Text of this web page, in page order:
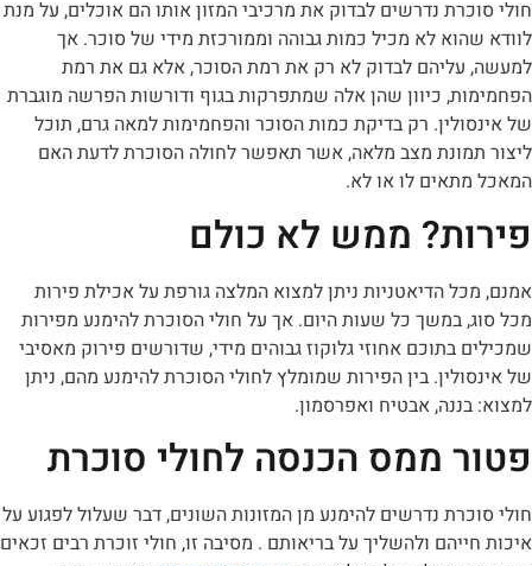
נדרשים לבדוק את מרכיבי המזון אותו הם אוכלים, על מנת
לא מכיל כמות גבוהה וממורכזת מידי של סוכר. אך
לבדוק לא רק את רמת הסוכר, אלא גם את רמת
כיוון שהן אלה שמתפרקות בגוף ודורשות הפרשה מוגברת
רק בדיקת כמות הסוכר והפחמימות למאה גרם, תוכל
מצב מלאה, אשר תאפשר לחולה הסוכרת לדעת האם
לו או לא.
ממש לא כולם
הדיאטניות ניתן למצוא המלצה גורפת על אכילת פירות
במשך כל שעות היום. אך על חולי הסוכרת להימנע מפירות
בתוכם אחוזי גלוקוז גבוהים מידי, שדורשים פירוק מאסיבי
בין הפירות שמומלץ לחולי הסוכרת להימנע מהם, ניתן
אבטיח ואפרסמון.
ממס הכנסהלחולי סוכרת
נדרשים להימנע מן המזונות השונים, דבר שעלול לפגוע על
ולהשליך על בריאותם . מסיבה זו, חולי זוכרת רבים זכאים